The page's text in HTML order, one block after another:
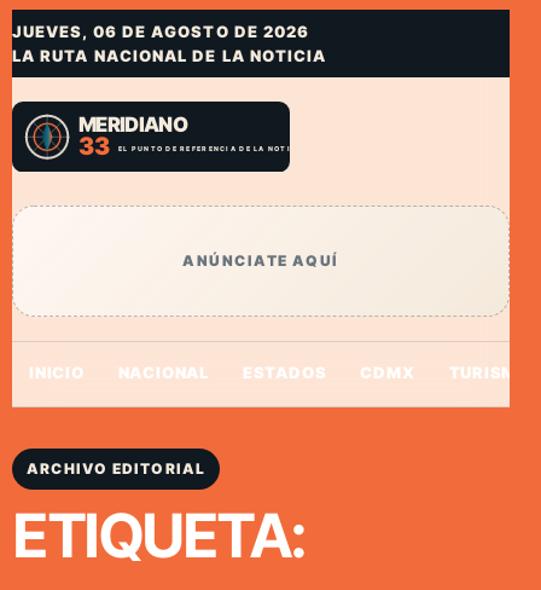
JUEVES, 06 DE AGOSTO DE 2026
LA RUTA NACIONAL DE LA NOTICIA
ANÚNCIATE AQUÍ
INICIO NACIONAL ESTADOS CDMX TURISMO
ARCHIVO EDITORIAL
ETIQUETA: